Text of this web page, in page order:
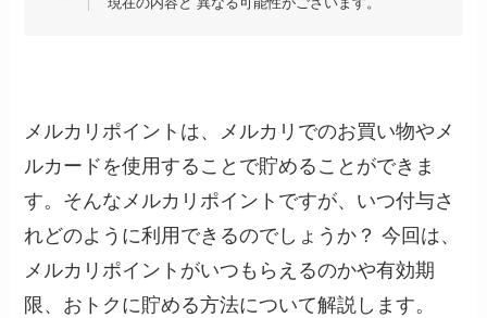
メルカリポイントは、メルカリでのお買い物やメ
ルカードを使用することで貯めることができま
す。そんなメルカリポイントですが、いつ付与さ
れどのように利用できるのでしょうか？ 今回は、
メルカリポイントがいつもらえるのかや有効期
限、おトクに貯める方法について解説します。